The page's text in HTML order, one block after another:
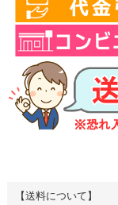
【送料について】